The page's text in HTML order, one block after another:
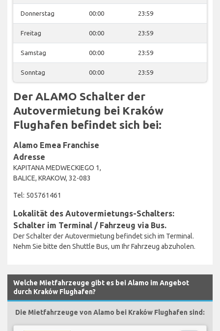
Donnerstag 00:00 23:59
Freitag 00:00 23:59
Samstag 00:00 23:59
Sonntag 00:00 23:59
Der ALAMO Schalter der
Autovermietung bei Kraków
Flughafen befindet sich bei:
Alamo Emea Franchise
Adresse
KAPITANA MEDWECKIEGO 1,
BALICE, KRAKOW, 32-083
Tel: 505761461
Lokalität des Autovermietungs-Schalters:
Schalter im Terminal / Fahrzeug via Bus.
Der Schalter der Autovermietung befindet sich im Terminal.
Nehm Sie bitte den Shuttle Bus, um Ihr Fahrzeug abzuholen.
Welche Mietfahrzeuge gibt es bei Alamo im Angebot
durch Kraków Flughafen?
Die Mietfahrzeuge von Alamo bei Kraków Flughafen sind: